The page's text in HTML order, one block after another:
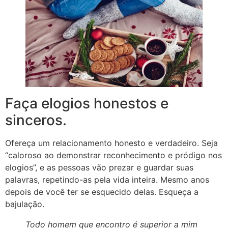
Faça elogios honestos e
sinceros.
Ofereça um relacionamento honesto e verdadeiro. Seja
“caloroso ao demonstrar reconhecimento e pródigo nos
elogios”, e as pessoas vão prezar e guardar suas
palavras, repetindo-as pela vida inteira. Mesmo anos
depois de você ter se esquecido delas. Esqueça a
bajulação.
Todo homem que encontro é superior a mim